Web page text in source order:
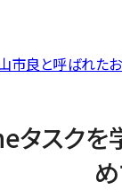
市良と呼ばれた
クを学